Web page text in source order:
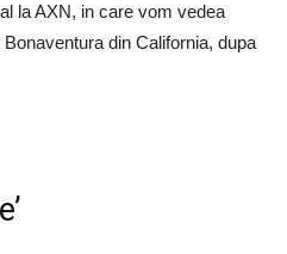
la AXN, in care vom vedea
din California, dupa